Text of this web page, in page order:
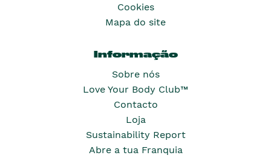
Cookies
Mapa do site
Informação
Sobre nós
Love Your Body Club™
Contacto
Loja
Sustainability Report
Abre a tua Franquia